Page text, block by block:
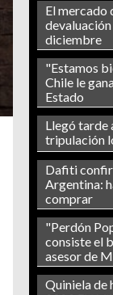
El mercado
diciembre
"Estamos
Chile le
Estado
Llegó tarde
tripulación
Dafiti
Argentina:
comprar
"Perdón
consiste el
asesor de
Quiniela de